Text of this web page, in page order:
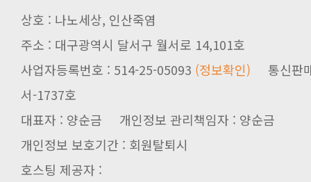
상호 : 나노세상, 인산죽염
주소 : 대구광역시 달서구 월서로 14,101호
사업자등록번호 : 514-25-05093 (정보확인)
서-1737호
대표자 : 양순금 개인정보 관리책임자 : 양순금
개인정보 보호기간 : 회원탈퇴시
호스팅 제공자 :